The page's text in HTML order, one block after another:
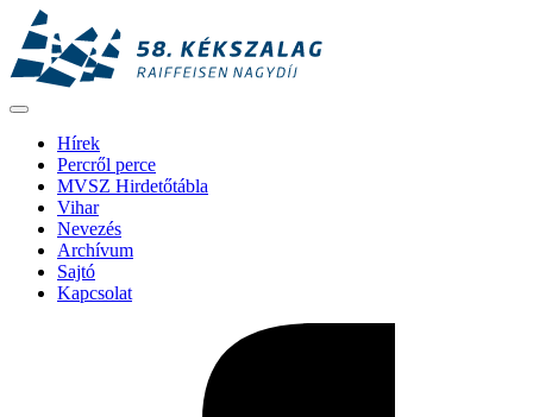
Hírek
Percről perce
MVSZ Hirdetőtábla
Vihar
Nevezés
Archívum
Sajtó
Kapcsolat